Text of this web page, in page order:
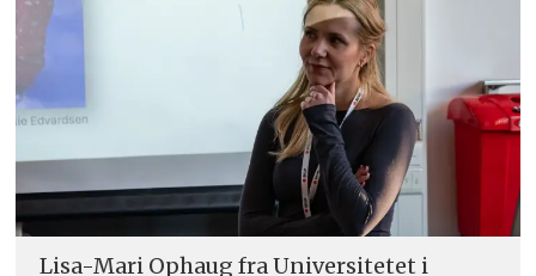
Lisa-Mari Ophaug fra Universitetet i